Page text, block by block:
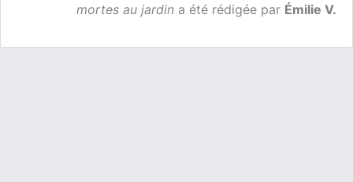
mortes au jardin a été rédigée par Émilie V.